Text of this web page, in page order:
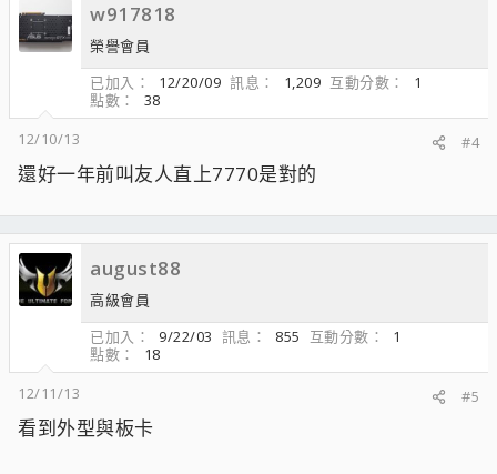
w917818
榮譽會員
已加入
12/20/09 訊息 1,209 互動分數
1
點數
38
12/10/13
#4
還好一年前叫友人直上7770是對的
august88
高級會員
已加入
9/22/03 訊息 855 互動分數
1
點數
18
12/11/13
#5
看到外型與板卡